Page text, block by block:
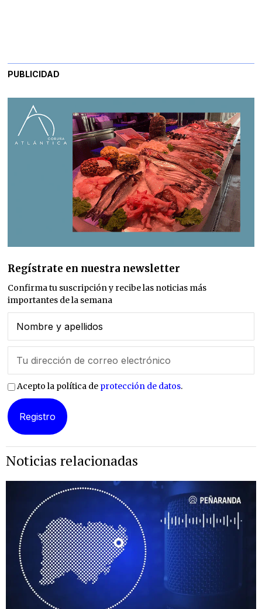
PUBLICIDAD
Regístrate en nuestra newsletter
Confirma tu suscripción y recibe las noticias más
importantes de la semana
Acepto la política de protección de datos.
Noticias relacionadas